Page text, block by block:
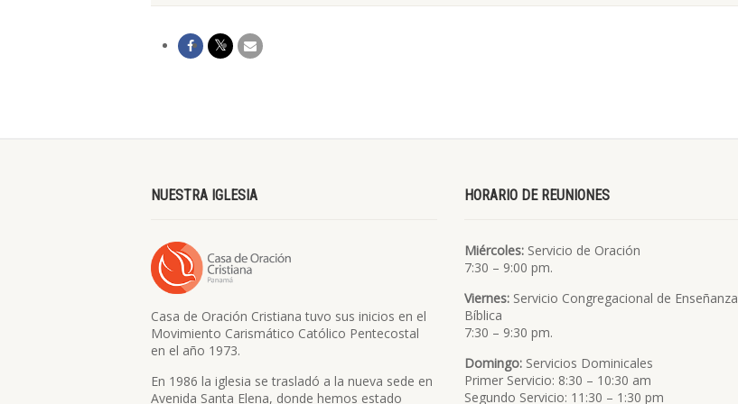
NUESTRA IGLESIA
Casa de Oración Cristiana tuvo sus inicios en el
Movimiento Carismático Católico Pentecostal
en el año 1973.
En 1986 la iglesia se trasladó a la nueva sede en
Avenida Santa Elena, donde hemos estado
HORARIO DE REUNIONES
Miércoles:Servicio de Oración
7:30 – 9:00 pm.
Viernes:Servicio Congregacional de Enseñanza
Bíblica
7:30 – 9:30 pm.
Domingo:Servicios Dominicales
Primer Servicio: 8:30 – 10:30 am
Segundo Servicio: 11:30 – 1:30 pm